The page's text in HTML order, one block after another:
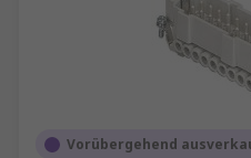
Vorübergehend